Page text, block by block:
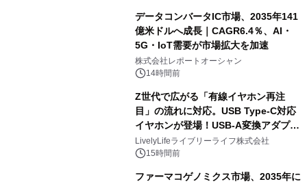
データコンバータIC市場、2035年141
億米ドルへ成長｜CAGR6.4％、AI・
5G・IoT需要が市場拡大を加速
株式会社レポートオーシャン
14時間前
Z世代で広がる「有線イヤホン再注
目」の流れに対応。USB Type-C対応
イヤホンが登場！USB-A変換アダプタ
ー付きでスマホからパソコンまで幅広
く活用可能
LivelyLifeライブリーライフ株式会社
15時間前
ファーマコゲノミクス市場、2035年に